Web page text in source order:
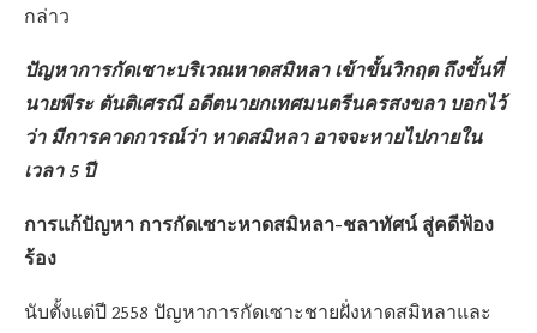
กล่าว
ปัญหาการกัดเซาะบริเวณหาดสมิหลา เข้าขั้นวิกฤต ถึงขั้นที่
นายพีระ ตันติเศรณี อดีตนายกเทศมนตรีนครสงขลา บอกไว้
ว่า มีการคาดการณ์ว่า หาดสมิหลา อาจจะหายไปภายใน
เวลา 5 ปี
การแก้ปัญหา การกัดเซาะหาดสมิหลา-ชลาทัศน์ สู่คดีฟ้อง
ร้อง
นับตั้งแต่ปี 2558 ปัญหาการกัดเซาะชายฝั่งหาดสมิหลาและ